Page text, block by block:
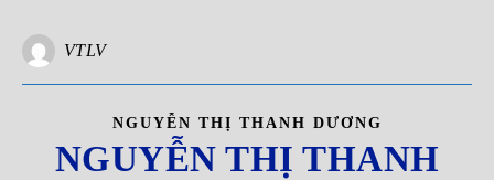
VTLV
NGUYỄN THỊ THANH DƯƠNG
NGUYỄN THỊ THANH